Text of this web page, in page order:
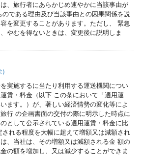
、旅行者にあらかじめ速やかに当該事由が
のである理由及び当該事由との因果関係を説
を変更することがあります。ただし、 緊急
やむを得ないときは、変更後に説明しま
実施するに当たり利用する運送機関につい
賃・料金（以下 この条において「適用運
ます。）が、著しい経済情勢の変化等によ
行 の企画書面の交付の際に明示した時点に
として公示されている適用運賃・料金に比
される程度を大幅に超えて増額又は減額され
、当社は、その増額又は減額される金 額の
の額を増加し、又は減少することができま